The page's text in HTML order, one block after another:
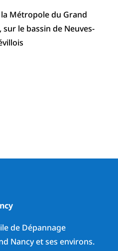
Métropole du Grand
le bassin de Neuves-
de Dépannage
Nancy et ses environs.